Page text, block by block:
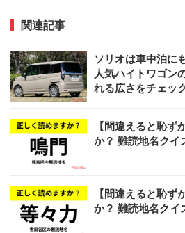
関連記事
ソリオは車中泊に
人気ハイトワゴン
れる広さをチェッ
【間違えると恥
か？ 難読地名クイ
【間違えると恥
か？ 難読地名クイ